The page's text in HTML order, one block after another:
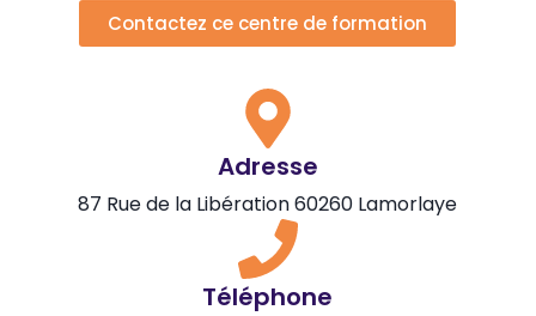
Contactez ce centre de formation
Adresse
87 Rue de la Libération 60260 Lamorlaye
Téléphone